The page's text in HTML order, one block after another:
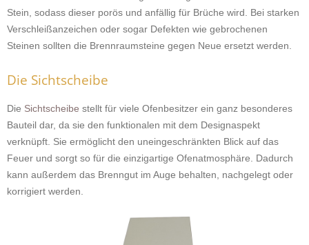
Stein, sodass dieser porös und anfällig für Brüche wird. Bei starken
Verschleißanzeichen oder sogar Defekten wie gebrochenen
Steinen sollten die Brennraumsteine gegen Neue ersetzt werden.
Die Sichtscheibe
Die Sichtscheibe stellt für viele Ofenbesitzer ein ganz besonderes
Bauteil dar, da sie den funktionalen mit dem Designaspekt
verknüpft. Sie ermöglicht den uneingeschränkten Blick auf das
Feuer und sorgt so für die einzigartige Ofenatmosphäre. Dadurch
kann außerdem das Brenngut im Auge behalten, nachgelegt oder
korrigiert werden.